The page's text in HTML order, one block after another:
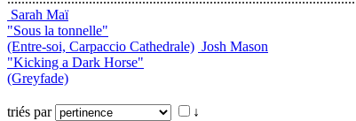
Sarah Maï
"Sous la tonnelle"
(Entre-soi, Carpaccio Cathedrale) Josh Mason
"Kicking a Dark Horse"
(Greyfade)
triés par ↓